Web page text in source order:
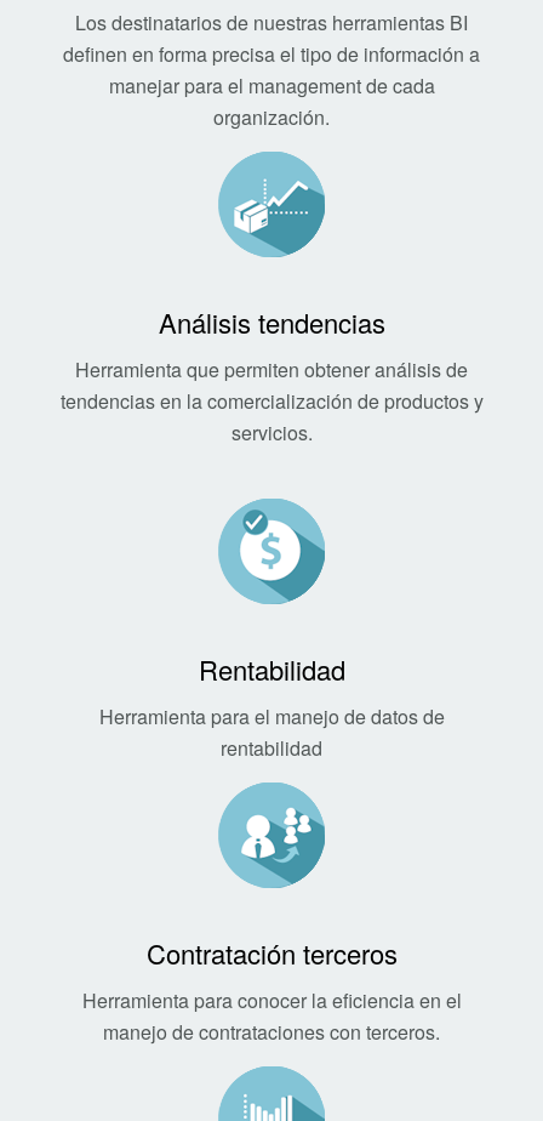
Los destinatarios de nuestras herramientas BI
definen en forma precisa el tipo de información a
manejar para el management de cada
organización.
Análisis tendencias
Herramienta que permiten obtener análisis de
tendencias en la comercialización de productos y
servicios.
Rentabilidad
Herramienta para el manejo de datos de
rentabilidad
Contratación terceros
Herramienta para conocer la eficiencia en el
manejo de contrataciones con terceros.